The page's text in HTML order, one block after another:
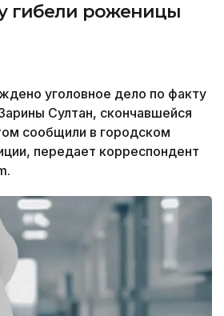
гибели роженицы
уголовное дело по факту
Султан, скончавшейся
сообщили в городском
передает корреспондент